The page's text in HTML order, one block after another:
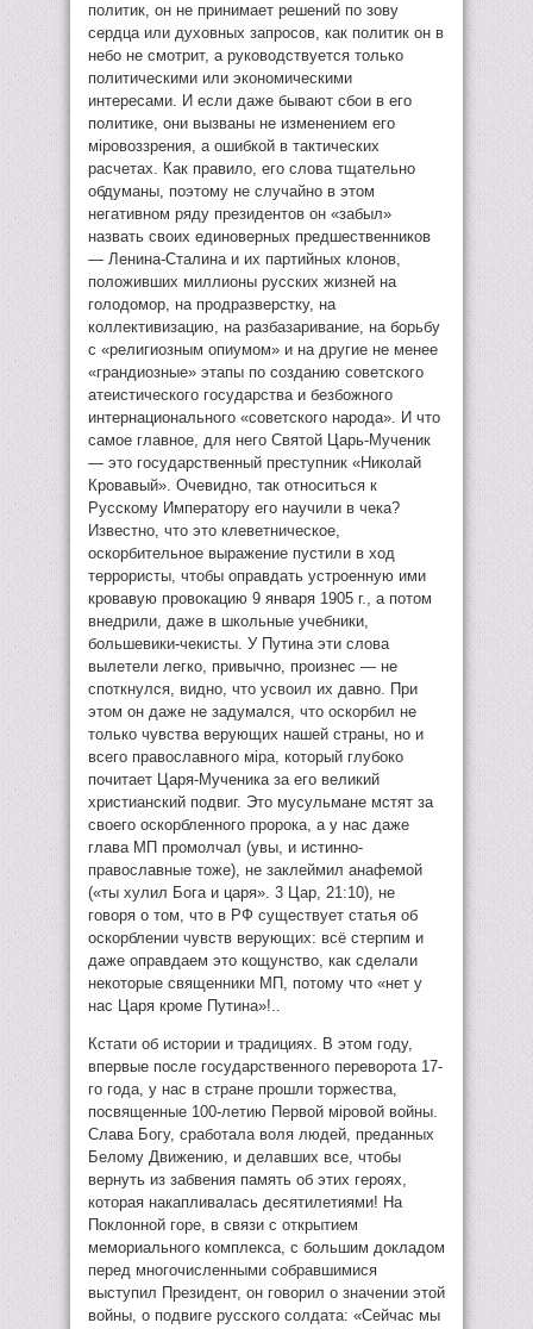
политик, он не принимает решений по зову
сердца или духовных запросов, как политик он в
небо не смотрит, а руководствуется только
политическими или экономическими
интересами. И если даже бывают сбои в его
политике, они вызваны не изменением его
мiровоззрения, а ошибкой в тактических
расчетах. Как правило, его слова тщательно
обдуманы, поэтому не случайно в этом
негативном ряду президентов он «забыл»
назвать своих единоверных предшественников
— Ленина-Сталина и их партийных клонов,
положивших миллионы русских жизней на
голодомор, на продразверстку, на
коллективизацию, на разбазаривание, на борьбу
с «религиозным опиумом» и на другие не менее
«грандиозные» этапы по созданию советского
атеистического государства и безбожного
интернационального «советского народа». И что
самое главное, для него Святой Царь-Мученик
— это государственный преступник «Николай
Кровавый». Очевидно, так относиться к
Русскому Императору его научили в чека?
Известно, что это клеветническое,
оскорбительное выражение пустили в ход
террористы, чтобы оправдать устроенную ими
кровавую провокацию 9 января 1905 г., а потом
внедрили, даже в школьные учебники,
большевики-чекисты. У Путина эти слова
вылетели легко, привычно, произнес — не
споткнулся, видно, что усвоил их давно. При
этом он даже не задумался, что оскорбил не
только чувства верующих нашей страны, но и
всего православного мiра, который глубоко
почитает Царя-Мученика за его великий
христианский подвиг. Это мусульмане мстят за
своего оскорбленного пророка, а у нас даже
глава МП промолчал (увы, и истинно-
православные тоже), не заклеймил анафемой
(«ты хулил Бога и царя». 3 Цар, 21:10), не
говоря о том, что в РФ существует статья об
оскорблении чувств верующих: всё стерпим и
даже оправдаем это кощунство, как сделали
некоторые священники МП, потому что «нет у
нас Царя кроме Путина»!..
Кстати об истории и традициях. В этом году,
впервые после государственного переворота 17-
го года, у нас в стране прошли торжества,
посвященные 100-летию Первой мiровой войны.
Слава Богу, сработала воля людей, преданных
Белому Движению, и делавших все, чтобы
вернуть из забвения память об этих героях,
которая накапливалась десятилетиями! На
Поклонной горе, в связи с открытием
мемориального комплекса, с большим докладом
перед многочисленными собравшимися
выступил Президент, он говорил о значении этой
войны, о подвиге русского солдата: «Сейчас мы